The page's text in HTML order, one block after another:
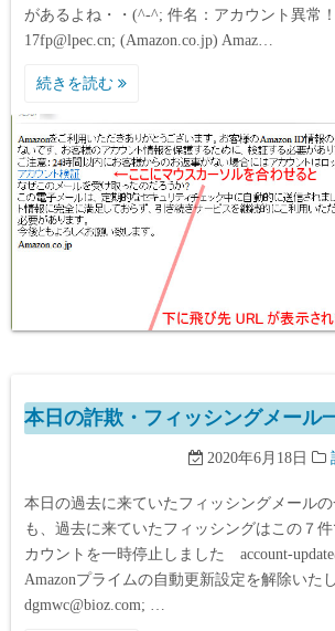
があるよね・・(^-^; 件名：アカウント異常
17fp@lpec.cn; (Amazon.co.jp) Amaz…
続きを読む
本日の詐欺・フィッシングメール
2020年6月18日
本日の過去に来ていたフィッシングメール
も、過去に来ていたフィッシングはこの７
カウントを一時停止しました account-
Amazonプライムの自動更新設定を解除いた
dgmwc@bioz.com; …